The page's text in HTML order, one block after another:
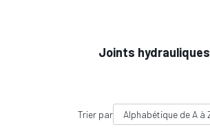
Joints hydrauliques
Trier par